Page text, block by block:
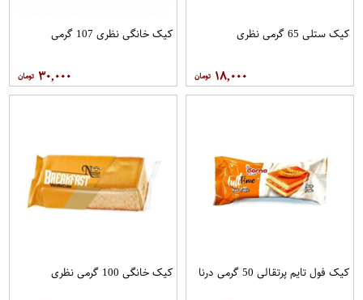
کیک ستلی 65 گرمی نظری
۱۸,۰۰۰
کیک خانگی نظری 107 گرمی
۳۰,۰۰۰
کیک فول تایم پرتقالی 50 گرمی درنا کیک خانگی 100 گرمی نظری